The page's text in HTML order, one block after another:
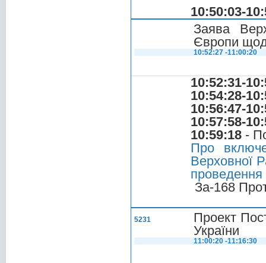
10:50:03-
Заява
Європи
10:52:27 -11:00:20
10:52:31-
10:54:28-
10:56:47-
10:57:58-
10:59:18 -
Про
Верховної
проведення
За-168
5231
Проект
України
11:00:20 -11:16:30